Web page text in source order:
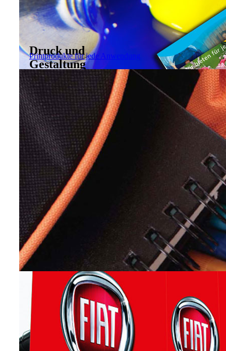
Druck und
Gestaltung
Printprodukte für jede Anwendung